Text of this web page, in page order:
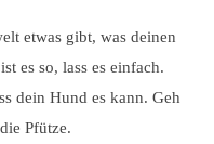
etwas gibt, was deinen
es so, lass es einfach.
dein Hund es kann. Geh
Pfütze.